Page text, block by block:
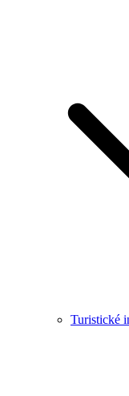
Turistické